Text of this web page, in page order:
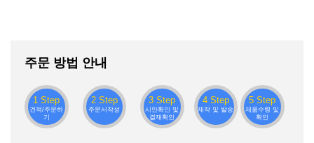
주문 방법 안내
1 Step
견적/주문하
기
2 Step
주문서작성
3 Step
시안확인 및
결재확인
4 Step
제작 및 발송
5 Step
제품수령 및
확인